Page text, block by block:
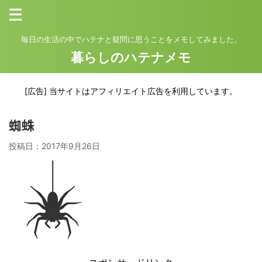
毎日の生活の中でハテナと疑問に思うことをメモしてみました。
暮らしのハテナメモ
[広告] 当サイトはアフィリエイト広告を利用しています。
蜘蛛
投稿日： 2017年9月26日